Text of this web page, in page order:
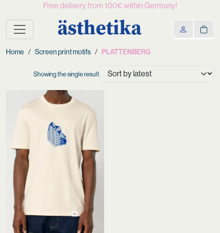
Free delivery from 100€ within Germany!
ästhetika
Home Screen print motifs PLATTENBERG
Showing the single result